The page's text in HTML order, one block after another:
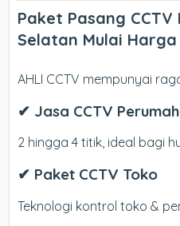
Paket Pasang
Selatan Mulai
AHLI CCTV mempunyai
✔ Jasa CCTV
2 hingga 4 titik, ideal bagi
✔ Paket CCTV Toko
Teknologi kontrol toko &